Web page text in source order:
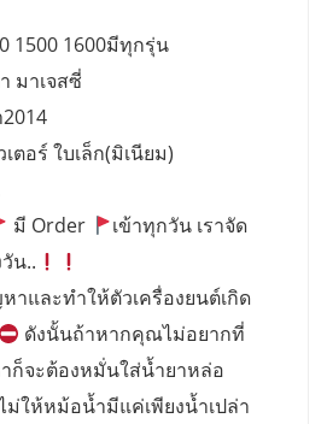
1500 1600มีทุกรุ่น
มาเจสซี่
ตอร์ ใบเล็ก(มิเนียม)
มี Order
เข้าทุกวัน เราจัด
น..
าและทำให้ตัวเครื่องยนต์เกิด
ดังนั้นถ้าหากคุณไม่อยากที่
ก็จะต้องหมั่นใส่น้ำยาหล่อ
ม่ให้หม้อน้ำมีแค่เพียงน้ำเปล่า